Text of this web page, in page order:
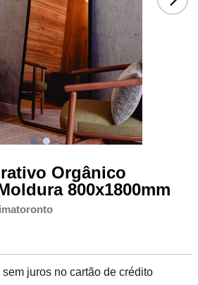
Orgânico
800x1800mm
sem juros no cartão de crédito